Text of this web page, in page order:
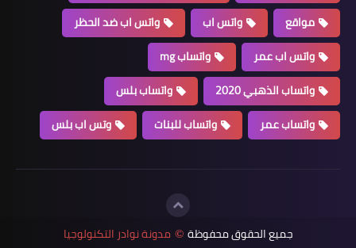
مواقع
واتس اب
واتس اب ضد الحظر
واتس اب عمر
واتساب mg
واتساب الذهبي 2020
واتساب بلس
واتساب عمر
واتساب للبنات وتس اب بلس
جميع الحقوق محفوظة © مدونة نوادر التكنولوجيا